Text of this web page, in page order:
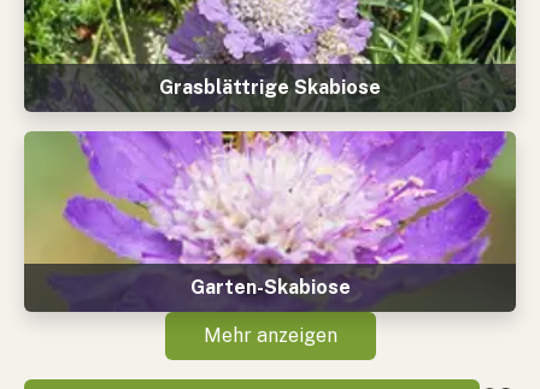
Grasblättrige Skabiose
Garten-Skabiose
Mehr anzeigen